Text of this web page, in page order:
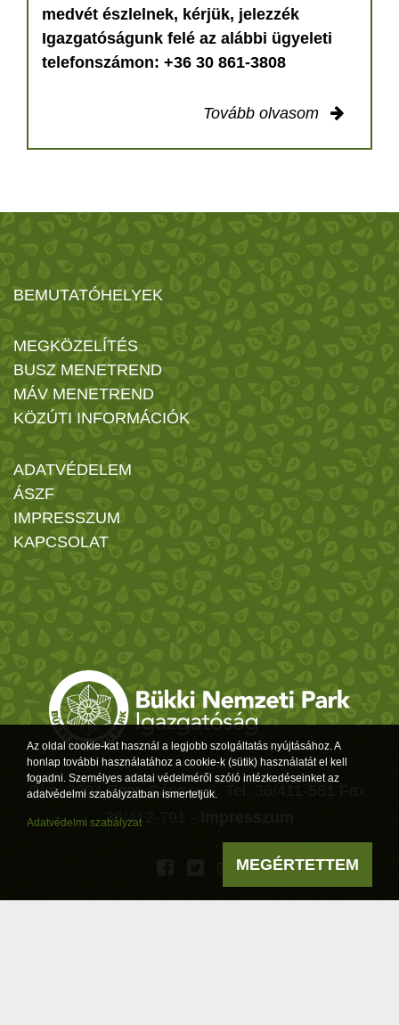
medvét észlelnek, kérjük, jelezzék
Igazgatóságunk felé az alábbi ügyeleti
telefonszámon: +36 30 861-3808
Tovább olvasom
BEMUTATÓHELYEK
MEGKÖZELÍTÉS
BUSZ MENETREND
MÁV MENETREND
KÖZÚTI INFORMÁCIÓK
ADATVÉDELEM
ÁSZF
IMPRESSZUM
KAPCSOLAT
Cím: 3304 Eger, Sánc u. 6. Tel: 36/411-581 Fax:
36/412-791 -
Az oldal cookie-kat használ a legjobb szolgáltatás nyújtásához. A
honlap további használatához a cookie-k (sütik) használatát el kell
fogadni. Személyes adatai védelméről szóló intézkedéseinket az
adatvédelmi szabályzatban ismertetjük.
Adatvédelmi szabályzat
MEGÉRTETTEM